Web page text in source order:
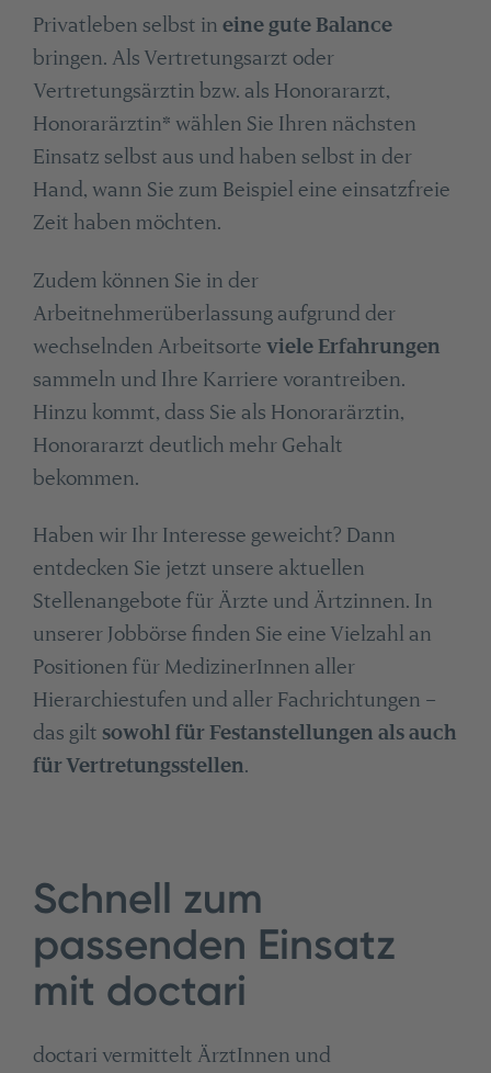
Privatleben selbst in eine gute Balance
bringen. Als Vertretungsarzt oder
Vertretungsärztin bzw. als Honorararzt,
Honorarärztin* wählen Sie Ihren nächsten
Einsatz selbst aus und haben selbst in der
Hand, wann Sie zum Beispiel eine einsatzfreie
Zeit haben möchten.
Zudem können Sie in der
Arbeitnehmerüberlassung aufgrund der
wechselnden Arbeitsorte viele Erfahrungen
sammeln und Ihre Karriere vorantreiben.
Hinzu kommt, dass Sie als Honorarärztin,
Honorararzt deutlich mehr Gehalt
bekommen.
Haben wir Ihr Interesse geweicht? Dann
entdecken Sie jetzt unsere aktuellen
Stellenangebote für Ärzte und Ärtzinnen. In
unserer Jobbörse finden Sie eine Vielzahl an
Positionen für MedizinerInnen aller
Hierarchiestufen und aller Fachrichtungen –
das gilt sowohl für Festanstellungen als auch
für Vertretungsstellen.
Schnell zum
passenden Einsatz
mit doctari
doctari vermittelt ÄrztInnen und